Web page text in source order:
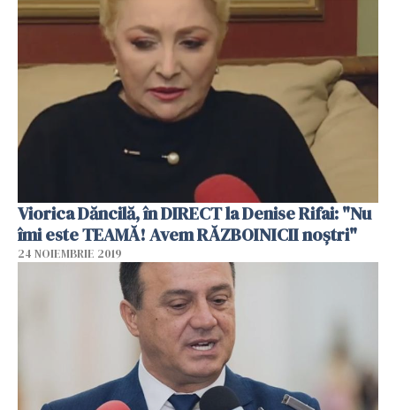
Viorica Dăncilă, în DIRECT la Denise Rifai: "Nu
îmi este TEAMĂ! Avem RĂZBOINICII noştri"
24 NOIEMBRIE 2019